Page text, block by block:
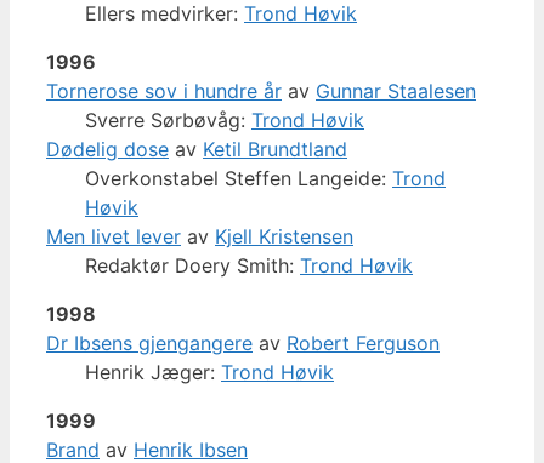
Ellers medvirker: Trond Høvik
1996
Tornerose sov i hundre år av Gunnar Staalesen
Sverre Sørbøvåg: Trond Høvik
Dødelig dose av Ketil Brundtland
Overkonstabel Steffen Langeide: Trond
Høvik
Men livet lever av Kjell Kristensen
Redaktør Doery Smith: Trond Høvik
1998
Dr Ibsens gjengangere av Robert Ferguson
Henrik Jæger: Trond Høvik
1999
Brand av Henrik Ibsen